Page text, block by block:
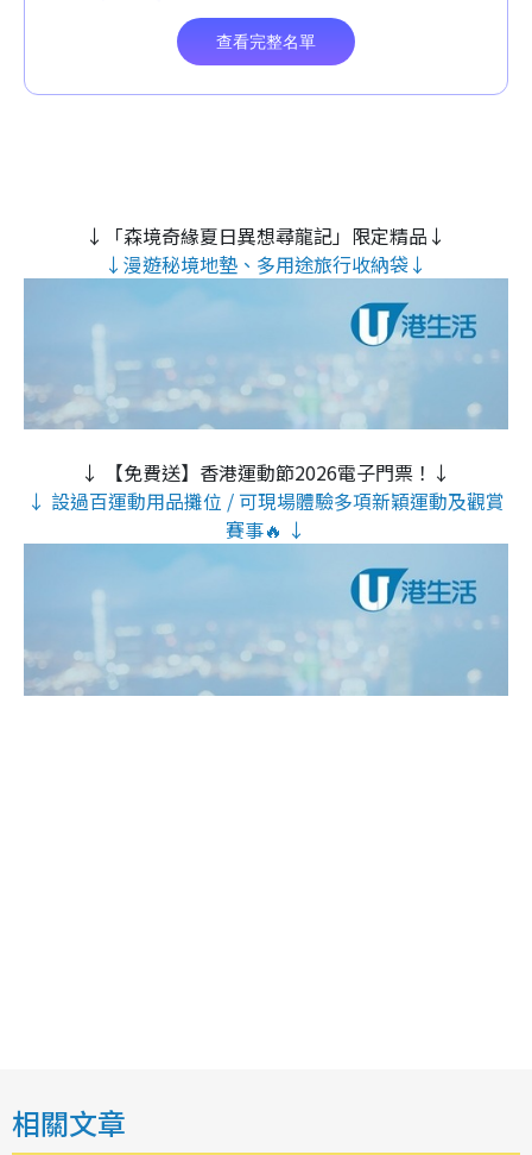
↓「森境奇緣夏日異想尋龍記」限定精品↓
↓漫遊秘境地墊、多用途旅行收納袋↓
↓ 【免費送】香港運動節2026電子門票！↓
↓ 設過百運動用品攤位 / 可現場體驗多項新穎運動及觀賞
賽事🔥 ↓
相關文章